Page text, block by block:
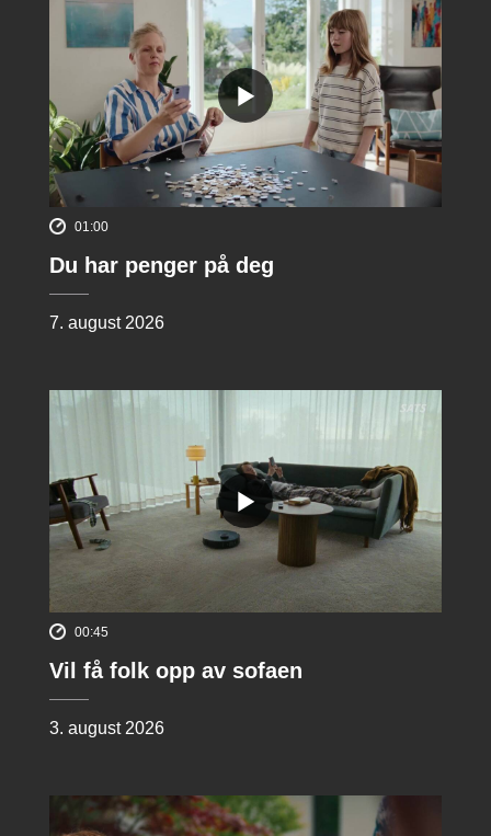
01:00
Du har penger på deg
7. august 2026
00:45
Vil få folk opp av sofaen
3. august 2026